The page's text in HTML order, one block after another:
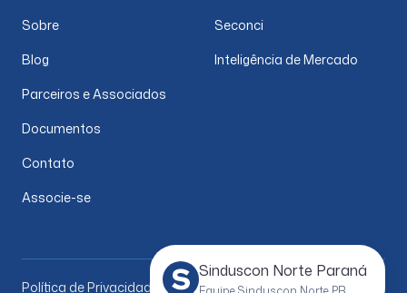
Sinduscon Norte Paraná
Sobre
Blog
Parceiros e Associados
Documentos
Contato
Associe-se
Seconci
Inteligência de Mercado
Política de Privacidade